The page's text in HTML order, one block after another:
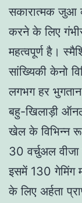
सकारात्मक जुआ
करने के लिए
महत्वपूर्ण है।
सांख्यिकी केनो
लगभग हर
बहु-खिलाड़ी
खेल के विभिन्न
30 वर्चुअल
इसमें 130 गेमिंग
के लिए अर्हता